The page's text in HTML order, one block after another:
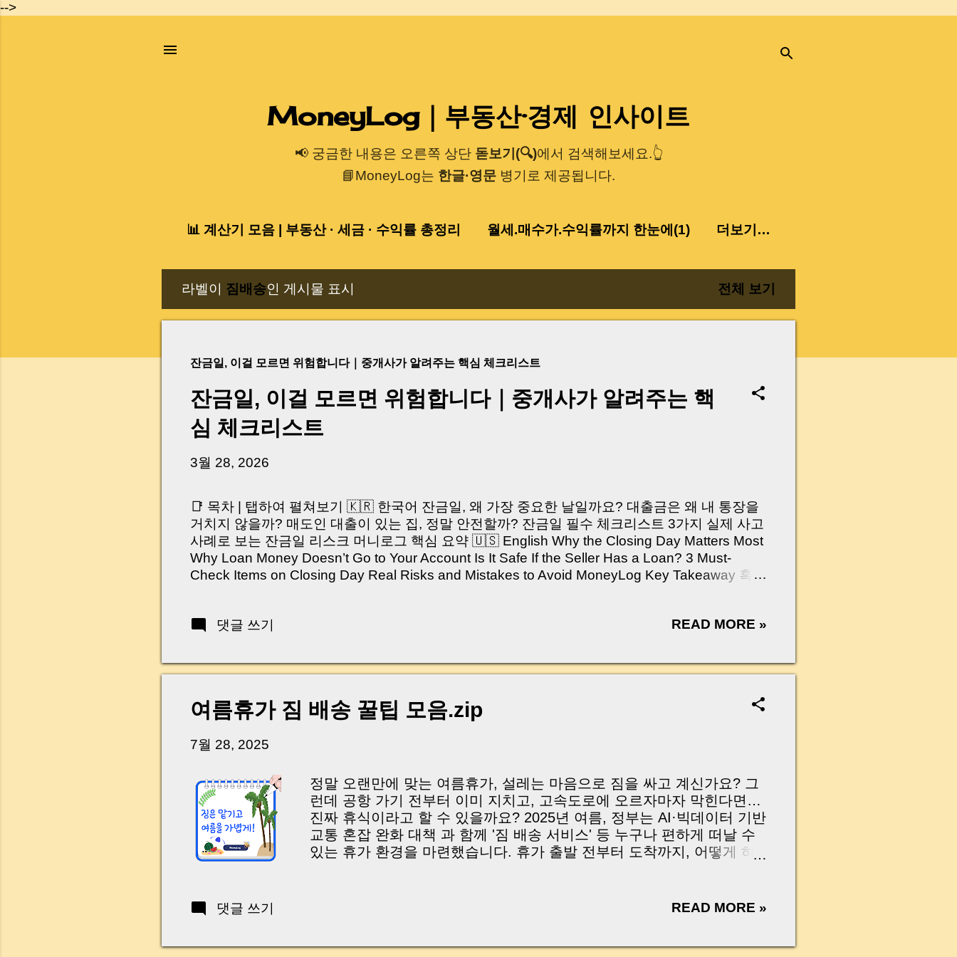
-->
기본 콘텐츠로 건너뛰기
MoneyLog｜부동산·경제 인사이트
📢 궁금한 내용은 오른쪽 상단돋보기(🔍)에서 검색해보세요.👆
📘MoneyLog는 한글·영문 병기로 제공됩니다.
📊 계산기 모음 | 부동산 · 세금 · 수익률 총정리 월세.매수가.수익률까지 한눈에(1) 더보기…
라벨이 짐배송인 게시물 표시 전체 보기
잔금일, 이걸 모르면 위험합니다｜중개사가 알려주는 핵심 체크리스트
잔금일, 이걸 모르면 위험합니다｜중개사가 알려주는 핵
심 체크리스트
3월 28, 2026
📑 목차 | 탭하여 펼쳐보기 🇰🇷 한국어 잔금일, 왜 가장 중요한 날일까요? 대출금은 왜 내 통장을
거치지 않을까? 매도인 대출이 있는 집, 정말 안전할까? 잔금일 필수 체크리스트 3가지 실제 사고
사례로 보는 잔금일 리스크 머니로그 핵심 요약 🇺🇸 English Why the Closing Day Matters Most
Why Loan Money Doesn’t Go to Your Account Is It Safe If the Seller Has a Loan? 3 Must-
Check Items on Closing Day Real Risks and Mistakes to Avoid MoneyLog Key Takeaway 혹시
억 원이 한 번에 움직이는 가장 긴장되는 순간 입니다. 실제로 제가 중개 현장에서 겪었던 일입니
황이 있었습니다. 또 어떤 분은 이렇게 말씀하십니다. “내 대출인데 왜 내 통장으로 안 들어오죠?”
“매도인이 대출 안 갚고 도망가면 어떡하죠?” 이 모든 불안, 사실은 ‘구조’를 몰라서 생기는 걱정입
꼭 준비해야 하는지 중개 실무 기준으로 아주 쉽게 풀어드리겠습니다. 이 글 하나만 제대로 이해
Introduction (Tap to expand) Have you ever thought like this? “Closing day…...
댓글 쓰기 READ MORE »
여름휴가 짐 배송 꿀팁 모음.zip
7월 28, 2025
정말 오랜만에 맞는 여름휴가, 설레는 마음으로 짐을 싸고 계신가요? 그
런데 공항 가기 전부터 이미 지치고, 고속도로에 오르자마자 막힌다면…
진짜 휴식이라고 할 수 있을까요? 2025년 여름, 정부는 AI·빅데이터 기반
교통 혼잡 완화 대책 과 함께 '짐 배송 서비스' 등 누구나 편하게 떠날 수
있는 휴가 환경을 마련했습니다. 휴가 출발 전부터 도착까지, 어떻게 하
차 바로가기 여름휴가 일정 및 교통수단 통계 주요 혼잡 시간·구간과 도
댓글 쓰기 READ MORE »